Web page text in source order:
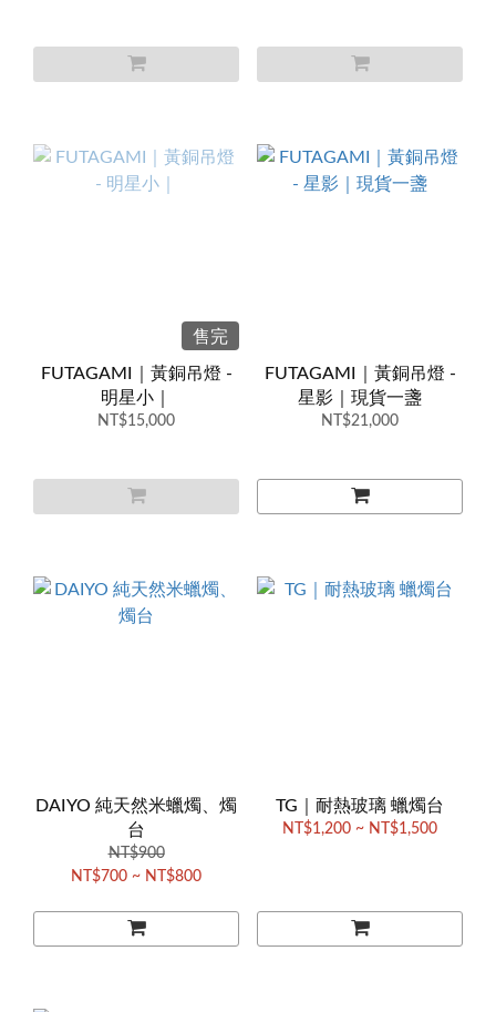
售完
FUTAGAMI｜黃銅吊燈 -
明星小｜
NT$15,000
FUTAGAMI｜黃銅吊燈 -
星影｜現貨一盞
NT$21,000
DAIYO 純天然米蠟燭、燭
台
NT$900
NT$700 ~ NT$800
TG｜耐熱玻璃 蠟燭台
NT$1,200 ~ NT$1,500